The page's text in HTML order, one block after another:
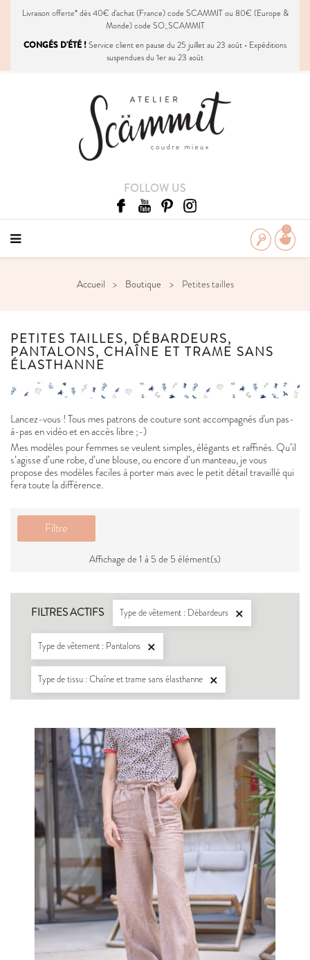
Livraison offerte* dès 40€ d'achat (France) code SCAMMIT ou 80€ (Europe &
Monde) code SO_SCAMMIT
CONGÉS D'ÉTÉ !Service client en pause du 25 juillet au 23 août • Expéditions
suspendues du 1er au 23 août
FOLLOW US
0
Accueil Boutique Petites tailles
PETITES TAILLES, DÉBARDEURS,
PANTALONS, CHAÎNE ET TRAME SANS
ÉLASTHANNE
Lancez-vous ! Tous mes patrons de couture sont accompagnés d'un pas-
à-pas en vidéo et en accès libre ;-)
Mes modèles pour femmes se veulent simples, élégants et raffinés. Qu’il
s’agisse d’une robe, d’une blouse, ou encore d’un manteau, je vous
propose des modèles faciles à porter mais avec le petit détail travaillé qui
fera toute la différence.
Filtre
Affichage de 1 à 5 de 5 élément(s)
FILTRES ACTIFS Type de vêtement : Débardeurs 
Type de vêtement : Pantalons 
Type de tissu : Chaîne et trame sans élasthanne 